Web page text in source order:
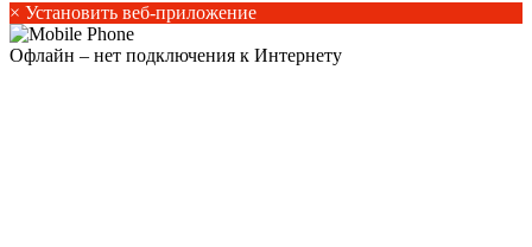
× Установить веб-приложение
Офлайн – нет подключения к Интернету